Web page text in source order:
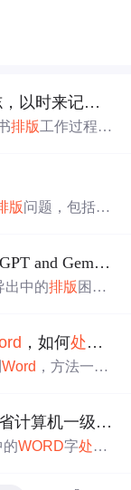
以时来记，
排版工作过程。
版问题，包括两
护。当遇到图片
解决。
高效文档整理选 AI 导出鸭，ChatGPT and Gemini
出中的排版 困
何实现多模型
精准转换，达
，如何处理
Word ，方法一是
版问题。
计算机一级
的WORD字处理